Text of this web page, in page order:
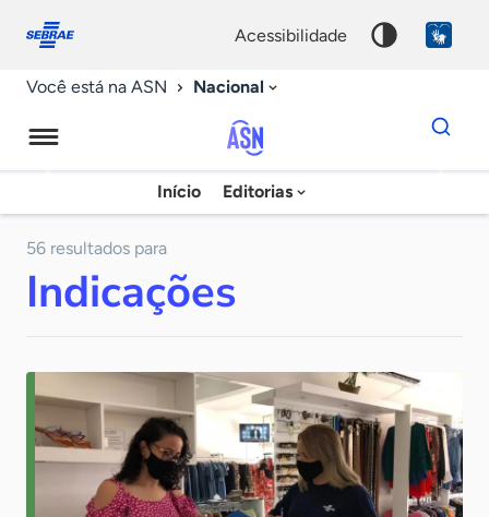
conosco
acessibilidade
Você está na ASN Nacional
Agência
Sebrae
Notícias
Início Editorias
Dados
para
chave
56 resultados para
Indicações